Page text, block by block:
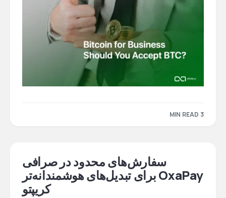
3 MIN READ
سفارش‌های محدود در صرافی
OxaPay برای تبدیل‌های هوشمندانه‌تر
کریپتو